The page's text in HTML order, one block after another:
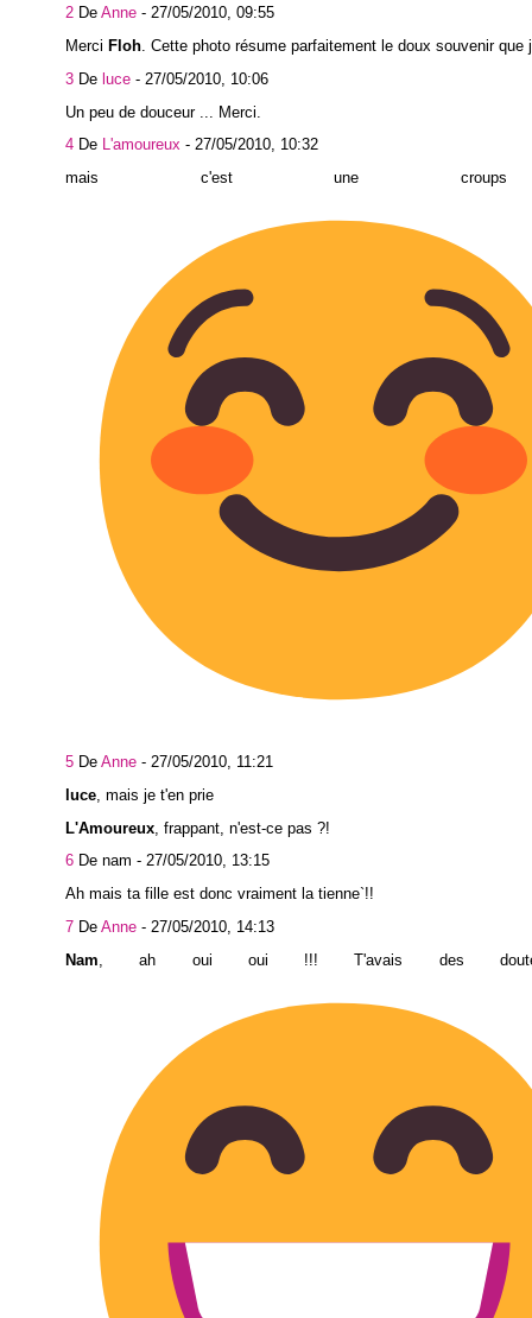
2 De Anne - 27/05/2010, 09:55
Merci Floh. Cette photo résume parfaitement le doux souvenir que
3 De luce - 27/05/2010, 10:06
Un peu de douceur ... Merci.
4 De L'amoureux - 27/05/2010, 10:32
mais c'est une
5 De Anne - 27/05/2010, 11:21
luce , mais je t'en prie
L'Amoureux , frappant, n'est-ce pas ?!
6 De nam - 27/05/2010, 13:15
Ah mais ta fille est donc vraiment la tienne`!!
7 De Anne - 27/05/2010, 14:13
Nam , ah oui oui !!! T'avais des